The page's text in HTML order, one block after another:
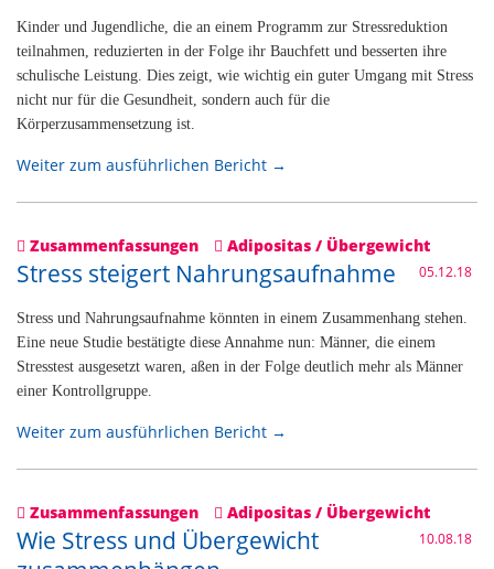
Kinder und Jugendliche, die an einem Programm zur Stressreduktion
teilnahmen, reduzierten in der Folge ihr Bauchfett und besserten ihre
schulische Leistung. Dies zeigt, wie wichtig ein guter Umgang mit Stress
nicht nur für die Gesundheit, sondern auch für die
Körperzusammensetzung ist.
Weiter zum ausführlichen Bericht →
Zusammenfassungen Adipositas / Übergewicht
05.12.18
Stress steigert Nahrungsaufnahme
Stress und Nahrungsaufnahme könnten in einem Zusammenhang stehen.
Eine neue Studie bestätigte diese Annahme nun: Männer, die einem
Stresstest ausgesetzt waren, aßen in der Folge deutlich mehr als Männer
einer Kontrollgruppe.
Weiter zum ausführlichen Bericht →
Zusammenfassungen Adipositas / Übergewicht
10.08.18
Wie Stress und Übergewicht